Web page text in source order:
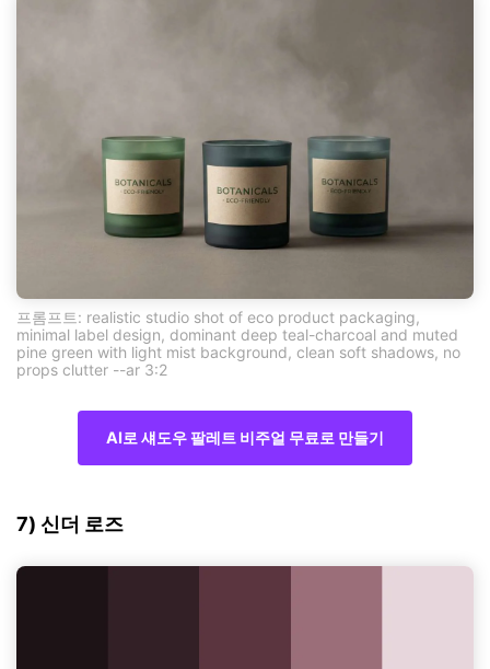
프롬프트: realistic studio shot of eco product packaging,
minimal label design, dominant deep teal-charcoal and muted
pine green with light mist background, clean soft shadows, no
props clutter --ar 3:2
AI로 섀도우 팔레트 비주얼 무료로 만들기
7) 신더 로즈